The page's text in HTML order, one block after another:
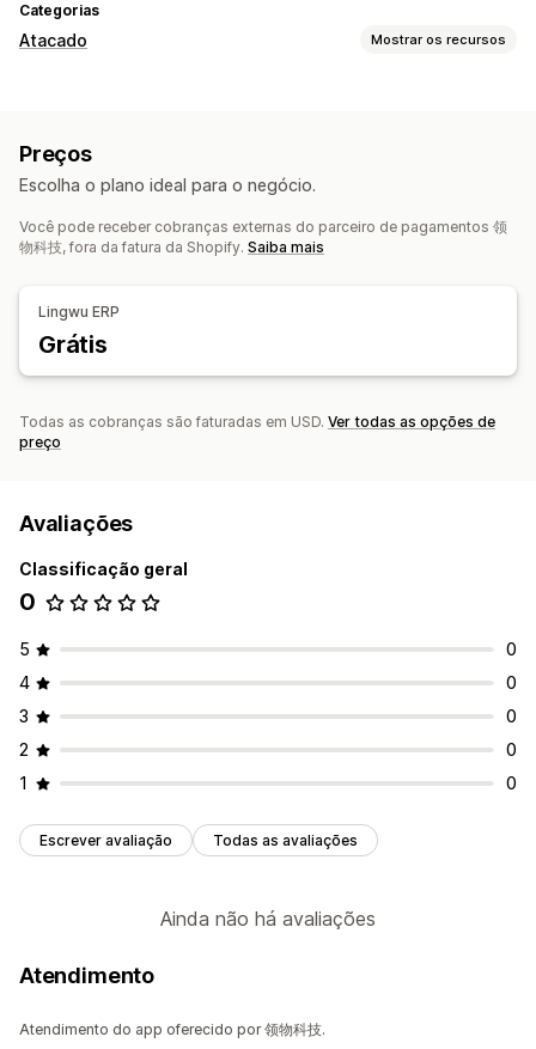
Categorias
Atacado Mostrar os recursos
Gerenciamento de pedidos
Pedidos manuais Quantidade mínima do pedido
Preços
Escolha o plano ideal para o negócio.
Você pode receber cobranças externas do parceiro de pagamentos 领
物科技, fora da fatura da Shopify. Saiba mais
Lingwu ERP
Grátis
Todas as cobranças são faturadas em USD. Ver todas as opções de
preço
Avaliações
Classificação geral
0
5
0
4
0
3
0
2
0
1
0
Escrever avaliação Todas as avaliações
Ainda não há avaliações
Atendimento
Atendimento do app oferecido por 领物科技.